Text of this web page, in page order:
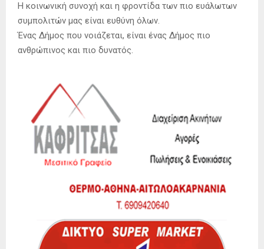
Η κοινωνική συνοχή και η φροντίδα των πιο ευάλωτων
συμπολιτών μας είναι ευθύνη όλων.
Ένας Δήμος που νοιάζεται, είναι ένας Δήμος πιο
ανθρώπινος και πιο δυνατός.